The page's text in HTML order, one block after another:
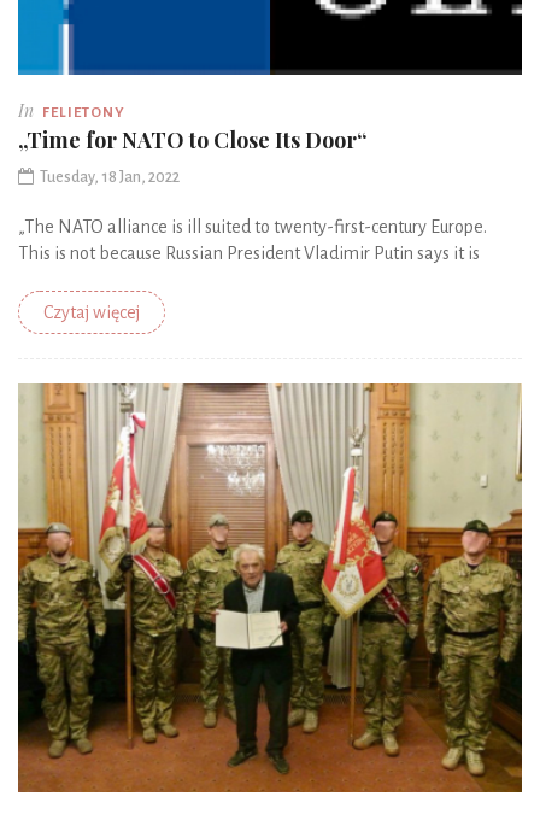
In FELIETONY
„Time for NATO to Close Its Door“
Tuesday, 18 Jan, 2022
„The NATO alliance is ill suited to twenty-first-century Europe.
This is not because Russian President Vladimir Putin says it is
Czytaj więcej